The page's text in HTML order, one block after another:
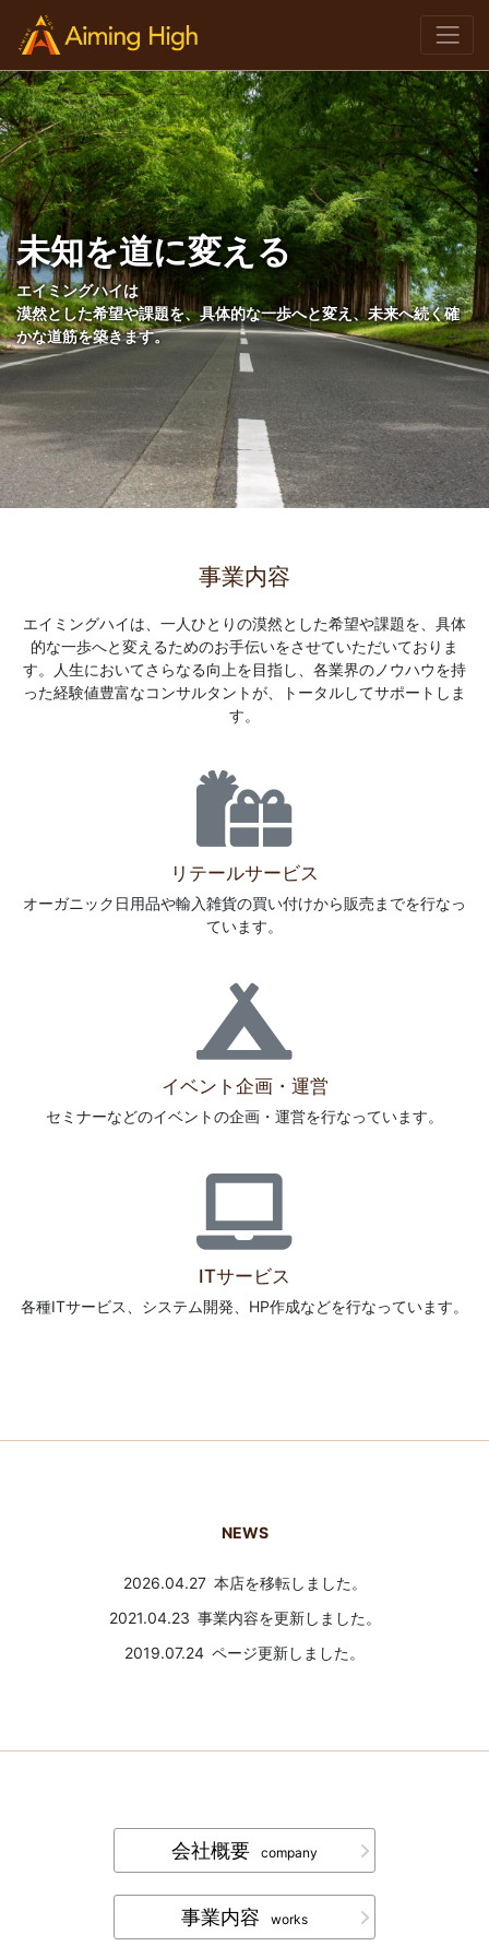
未知を道に変える
エイミングハイは
漠然とした希望や課題を、具体的な一歩へと変え、未来へ続く確
かな道筋を築きます。
事業内容
エイミングハイは、一人ひとりの漠然とした希望や課題を、具体
的な一歩へと変えるためのお手伝いをさせていただいておりま
す。人生においてさらなる向上を目指し、各業界のノウハウを持
った経験値豊富なコンサルタントが、トータルしてサポートしま
す。
リテールサービス
オーガニック日用品や輸入雑貨の買い付けから販売までを行なっ
ています。
イベント企画・運営
セミナーなどのイベントの企画・運営を行なっています。
ITサービス
各種ITサービス、システム開発、HP作成などを行なっています。
NEWS
2026.04.27 本店を移転しました。
2021.04.23 事業内容を更新しました。
2019.07.24 ページ更新しました。
会社概要 company
事業内容 works